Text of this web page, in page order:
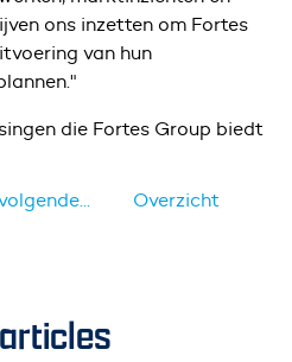
ons inzetten om Fortes
van hun
die Fortes Group biedt
Overzicht